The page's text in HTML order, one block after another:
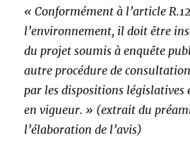
« Conformément à l’article
l’environnement, il doit être
du projet soumis à enquête
autre procédure de
par les dispositions législatives
en vigueur. » (extrait du
l’élaboration de l’avis)